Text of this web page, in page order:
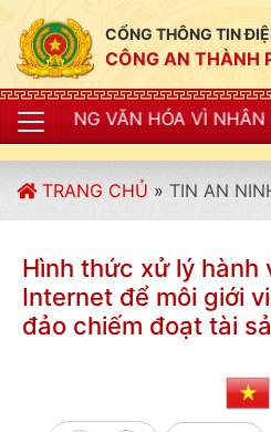
CỔNG THÔNG TIN
CÔNG AN THÀNH
VÌ NHÂN DÂN PHỤC VỤ"
TRANG CHỦ » TIN AN
Hình thức xử lý hành
Internet để môi giới
đảo chiếm đoạt tài